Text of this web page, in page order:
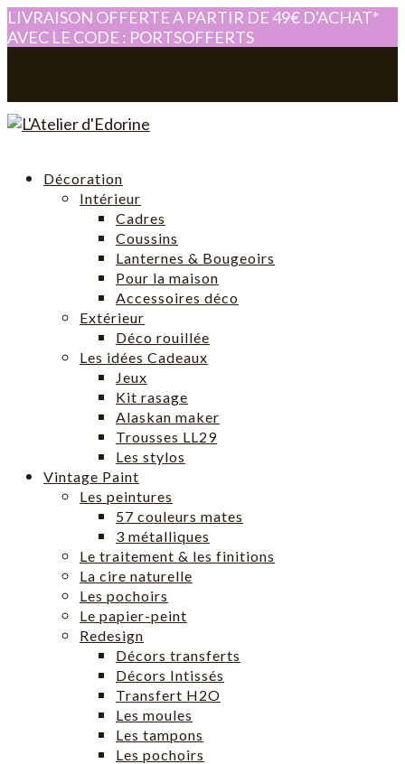
LIVRAISON OFFERTE A PARTIR DE 49€ D'ACHAT*
AVEC LE CODE : PORTSOFFERTS
Décoration
Intérieur
Cadres
Coussins
Lanternes & Bougeoirs
Pour la maison
Accessoires déco
Extérieur
Déco rouillée
Les idées Cadeaux
Jeux
Kit rasage
Alaskan maker
Trousses LL29
Les stylos
Vintage Paint
Les peintures
57 couleurs mates
3 métalliques
Le traitement & les finitions
La cire naturelle
Les pochoirs
Le papier-peint
Redesign
Décors transferts
Décors Intissés
Transfert H2O
Les moules
Les tampons
Les pochoirs